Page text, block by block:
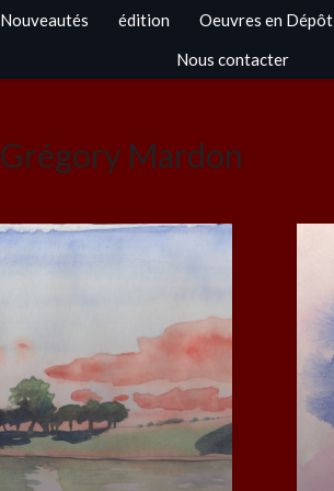
Nouveautés édition Oeuvres en Dépôt
Nous contacter
Grégory Mardon